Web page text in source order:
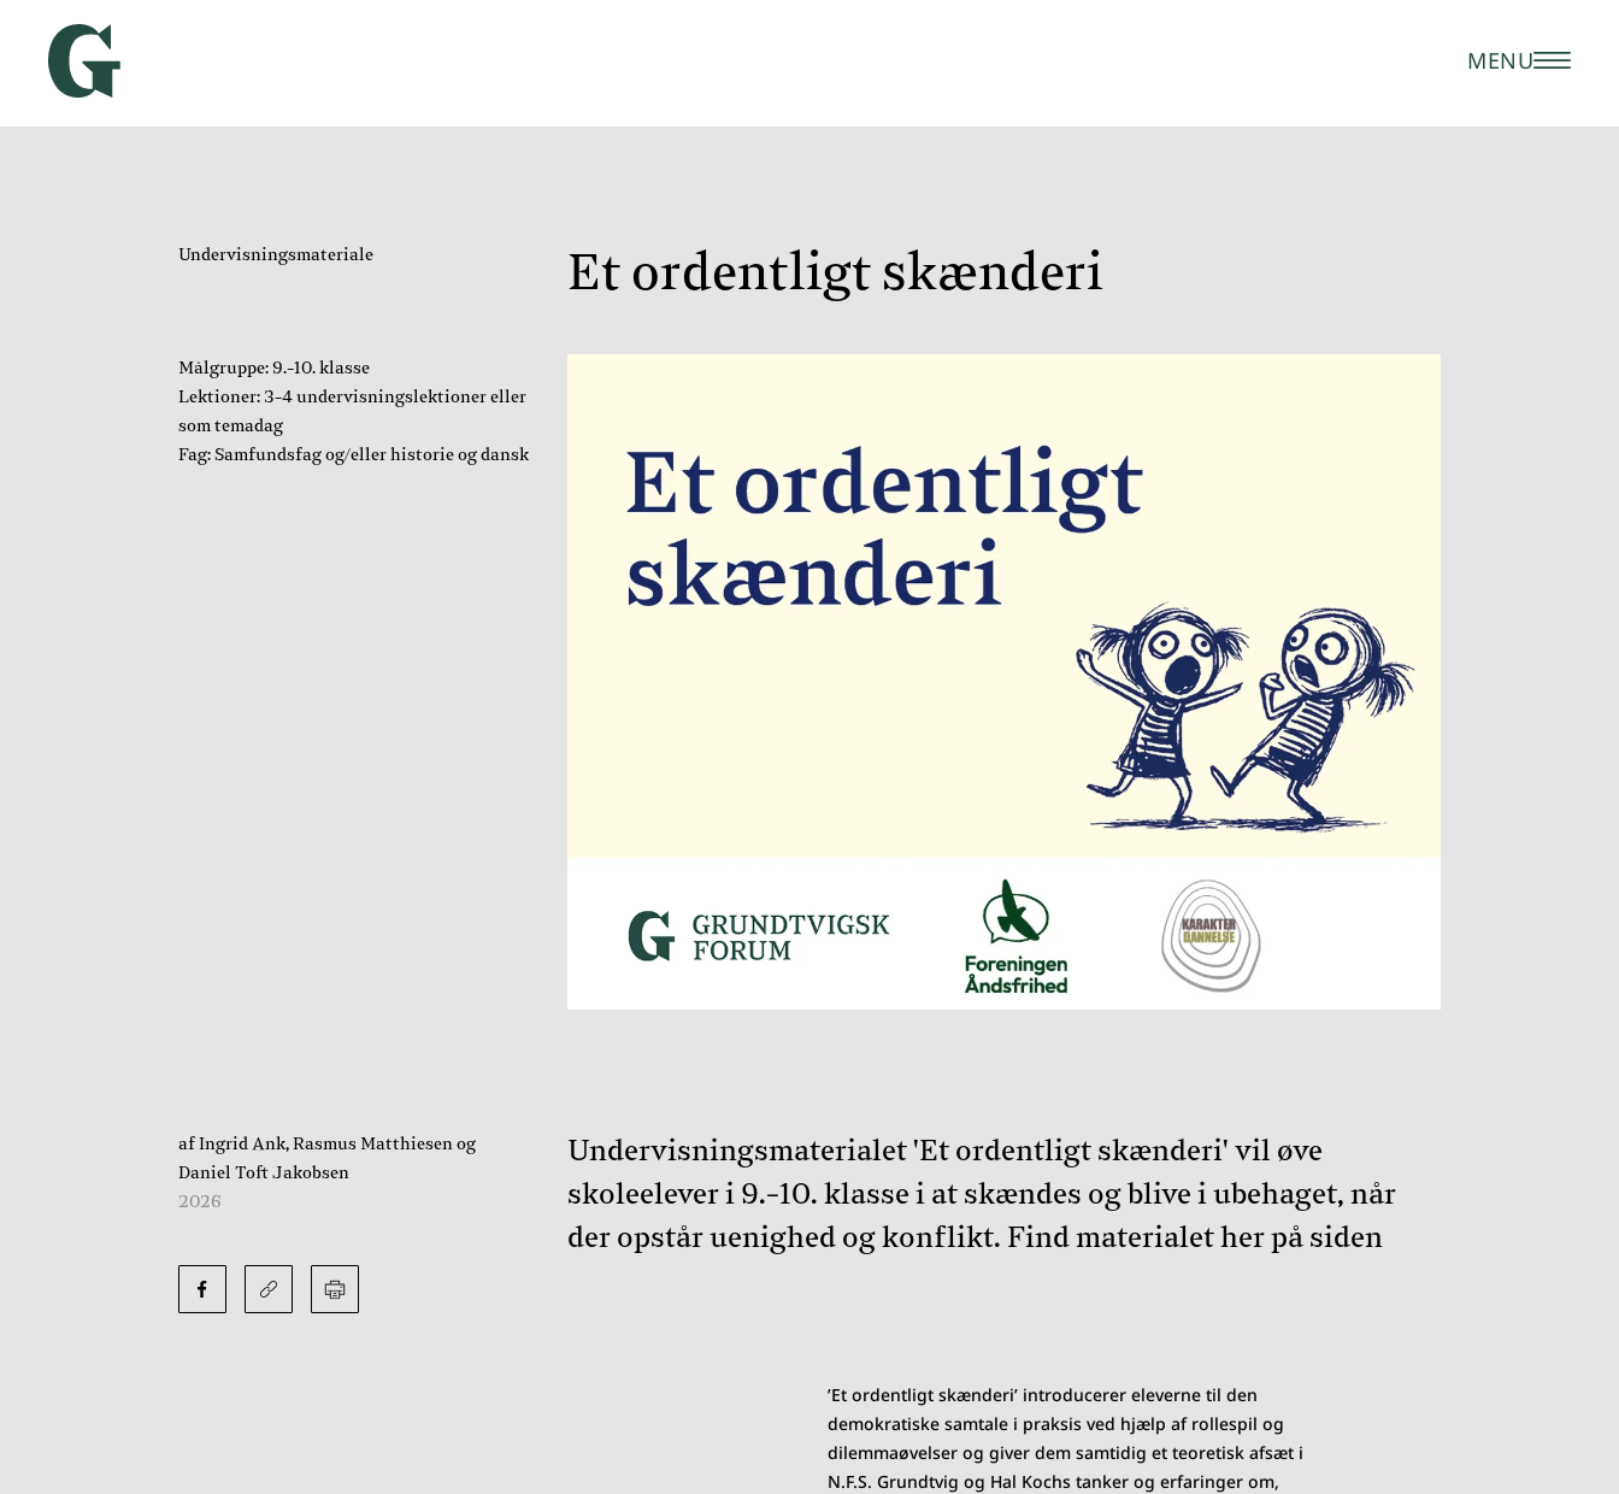
MENU
Undervisningsmateriale
Målgruppe: 9.-10. klasse
Lektioner: 3-4 undervisningslektioner eller
som temadag
Fag: Samfundsfag og/eller historie og dansk
Et ordentligt skænderi
af Ingrid Ank, Rasmus Matthiesen og
Daniel Toft Jakobsen
2026
Undervisningsmaterialet 'Et ordentligt skænderi' vil øve
skoleelever i 9.-10. klasse i at skændes og blive i ubehaget, når
der opstår uenighed og konflikt. Find materialet her på siden
’Et ordentligt skænderi’ introducerer eleverne til den
demokratiske samtale i praksis ved hjælp af rollespil og
dilemmaøvelser og giver dem samtidig et teoretisk afsæt i
N.F.S. Grundtvig og Hal Kochs tanker og erfaringer om,